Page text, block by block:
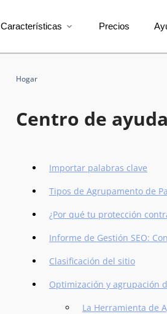
Características expand_more Precios
Hogar
Centro de
Importar palabras clave
Tipos de Agrupamento de
¿Por qué tu protección
Informe de Gestión SEO:
Clasificación del sitio
Optimización y agrupación
La Herramienta de